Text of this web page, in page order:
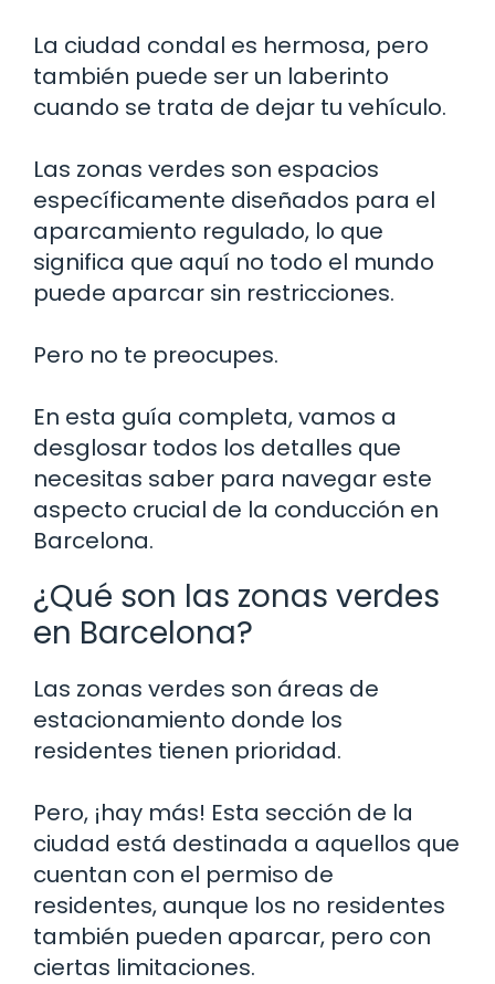
La ciudad condal es hermosa, pero
también puede ser un laberinto
cuando se trata de dejar tu vehículo.
Las zonas verdes son espacios
específicamente diseñados para el
aparcamiento regulado, lo que
significa que aquí no todo el mundo
puede aparcar sin restricciones.
Pero no te preocupes.
En esta guía completa, vamos a
desglosar todos los detalles que
necesitas saber para navegar este
aspecto crucial de la conducción en
Barcelona.
¿Qué son las zonas verdes
en Barcelona?
Las zonas verdes son áreas de
estacionamiento donde los
residentes tienen prioridad.
Pero, ¡hay más! Esta sección de la
ciudad está destinada a aquellos que
cuentan con el permiso de
residentes, aunque los no residentes
también pueden aparcar, pero con
ciertas limitaciones.